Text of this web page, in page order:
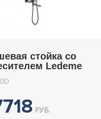
стойка со
Ledeme
РУБ.